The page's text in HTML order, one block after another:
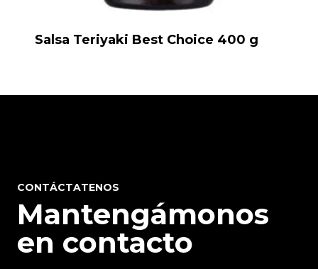
Salsa Teriyaki Best Choice 400 g
CONTÁCTATENOS
Mantengámonos
en contacto